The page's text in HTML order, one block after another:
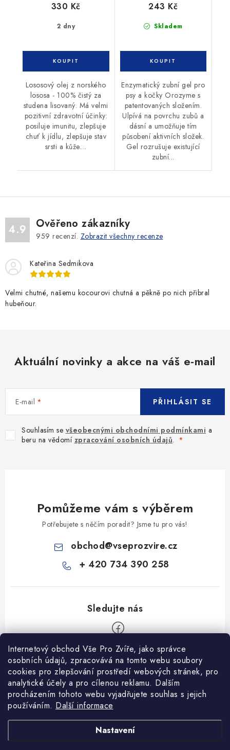
Internetový obchod Vše Pro Zvíře, jako správce
osobních údajů, zpracovává na tomto webu soubory
cookies pro zlepšování prostředí webových stránek, pro
analytické účely a pro cílenou reklamu. Dalším
procházením tohoto webu vyjadřujete souhlas s jejich
používáním. Další informace
Nastavení
2 dny
330 Kč
Lososový olej z norského
lososa - 100% čistý za
studena lisovaný. Má velmi
pozitivní zdravotní účinky:
posiluje imunitu, zlepšuje
chuť k jídlu, zlepšuje stav
srsti a kůže....
Skladem
243 Kč
Enzymatický zubní gel pro
psy a kočky Orozyme s
patentovaných složením.
Ulpívá na povrchu zubů a
dásní a umožňuje tím
působení aktivních složek.
Gel rozrušuje existující
zubní...
4.9 Ověřeno zákazníky
959 recenzí. Zobrazit všechny recenze
Kateřina Sedmikova
Velmi chutné, našemu kocourovi chutná a pěkně po nich přibral
hubeňour.
Aktuální novinky a akce na váš e-mail
E-mail
Souhlasím se všeobecnými obchodními podmínkami a
beru na vědomí zpracování osobních údajů.
PŘIHLÁSIT SE
Pomůžeme vám s výběrem
Potřebujete s něčím poradit? Jsme tu pro vás!
obchod@vseprozvire.cz
+ 420 734 390 258
Informace pro Vás
Ceník dopravy
Kontakty
Obchodní podmínky
Heuréka recenze